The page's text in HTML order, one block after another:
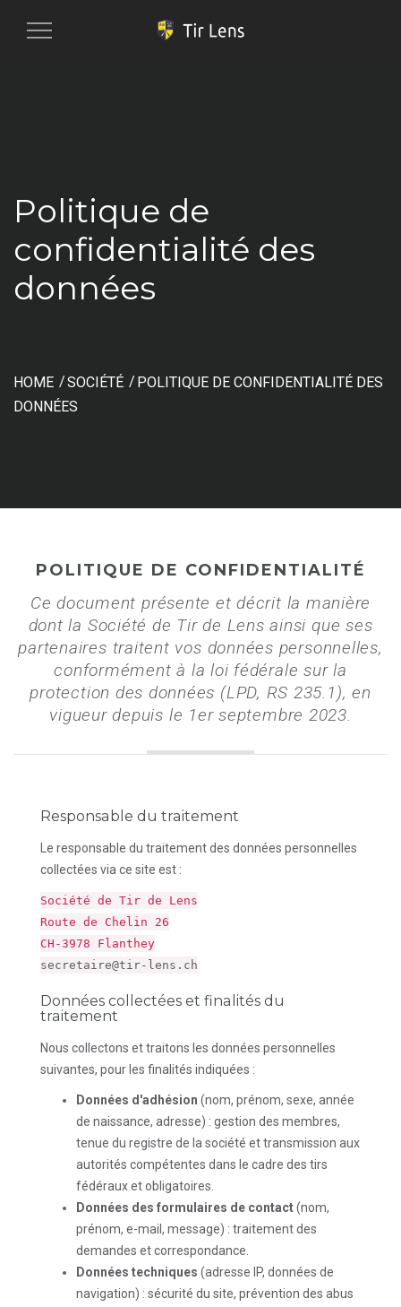
Toggle navigation
Politique de
confidentialité des
données
HOME SOCIÉTÉ
POLITIQUE DE CONFIDENTIALITÉ DES
DONNÉES
POLITIQUE DE CONFIDENTIALITÉ
Ce document présente et décrit la manière
dont la Société de Tir de Lens ainsi que ses
partenaires traitent vos données personnelles,
conformément à la loi fédérale sur la
protection des données (LPD, RS 235.1), en
vigueur depuis le 1er septembre 2023.
Responsable du traitement
Le responsable du traitement des données personnelles
collectées via ce site est :
Société de Tir de Lens
Route de Chelin 26
CH-3978 Flanthey
secretaire@tir-lens.ch
Données collectées et finalités du
traitement
Nous collectons et traitons les données personnelles
suivantes, pour les finalités indiquées :
Données d'adhésion (nom, prénom, sexe, année
de naissance, adresse) : gestion des membres,
tenue du registre de la société et transmission aux
autorités compétentes dans le cadre des tirs
fédéraux et obligatoires.
Données des formulaires de contact(nom,
prénom, e-mail, message) : traitement des
demandes et correspondance.
Données techniques (adresse IP, données de
navigation) : sécurité du site, prévention des abus